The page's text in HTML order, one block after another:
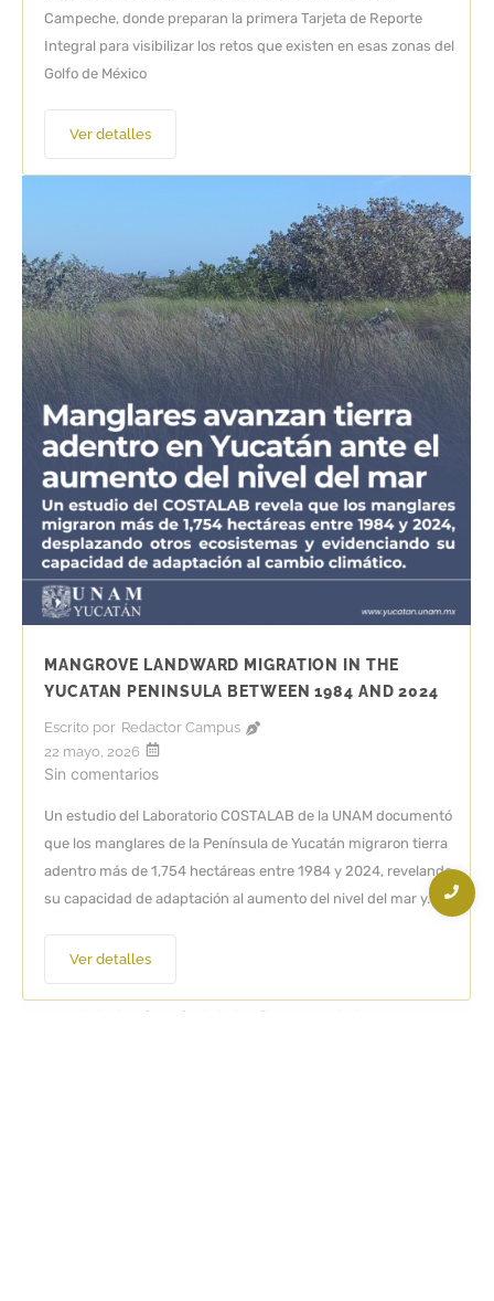
Campeche, donde preparan la primera Tarjeta de Reporte
Integral para visibilizar los retos que existen en esas zonas del
Golfo de México
Ver detalles
MANGROVE LANDWARD MIGRATION IN THE
YUCATAN PENINSULA BETWEEN 1984 AND 2024
Escrito por Redactor Campus
22 mayo, 2026
Sin comentarios
Un estudio del Laboratorio COSTALAB de la UNAM documentó
que los manglares de la Península de Yucatán migraron tierra
adentro más de 1,754 hectáreas entre 1984 y 2024, revelando
su capacidad de adaptación al aumento del nivel del mar y...
Ver detalles